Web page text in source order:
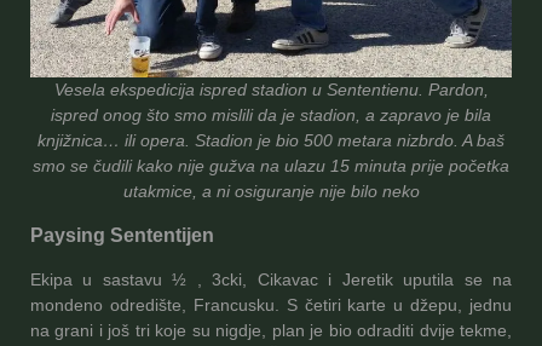
Vesela ekspedicija ispred stadion u Sententienu. Pardon,
ispred onog što smo mislili da je stadion, a zapravo je bila
knjižnica… ili opera. Stadion je bio 500 metara nizbrdo. A baš
smo se čudili kako nije gužva na ulazu 15 minuta prije početka
utakmice, a ni osiguranje nije bilo neko
Paysing Sententijen
Ekipa u sastavu ½ , 3cki, Cikavac i Jeretik uputila se na
mondeno odredište, Francusku. S četiri karte u džepu, jednu
na grani i još tri koje su nigdje, plan je bio odraditi dvije tekme,